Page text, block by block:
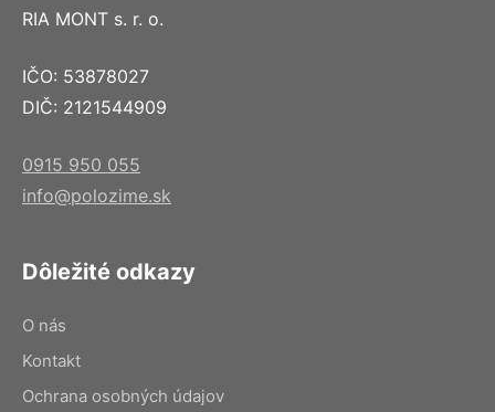
RIA MONT s. r. o.
IČO: 53878027
DIČ: 2121544909
0915 950 055
info@polozime.sk
Dôležité odkazy
O nás
Kontakt
Ochrana osobných údajov